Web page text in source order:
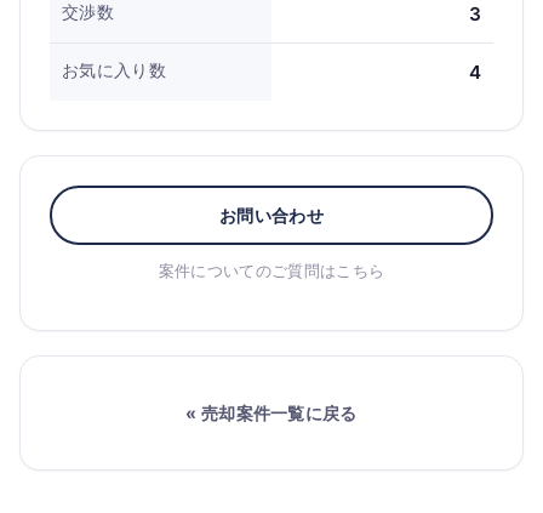
交渉数 3
お気に入り数 4
お問い合わせ
案件についてのご質問はこちら
« 売却案件一覧に戻る